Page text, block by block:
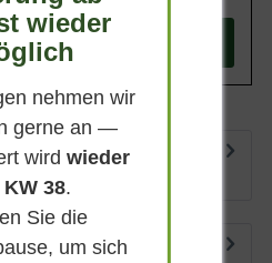
In den
und diskutieren...
wieder
nehmen wir
gerne an —
wirdwieder
38.
Sie die
um sich